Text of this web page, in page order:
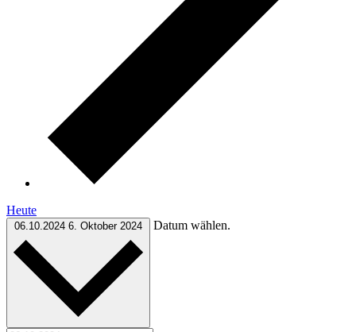
Heute
06.10.2024 6. Oktober 2024 Datum wählen.